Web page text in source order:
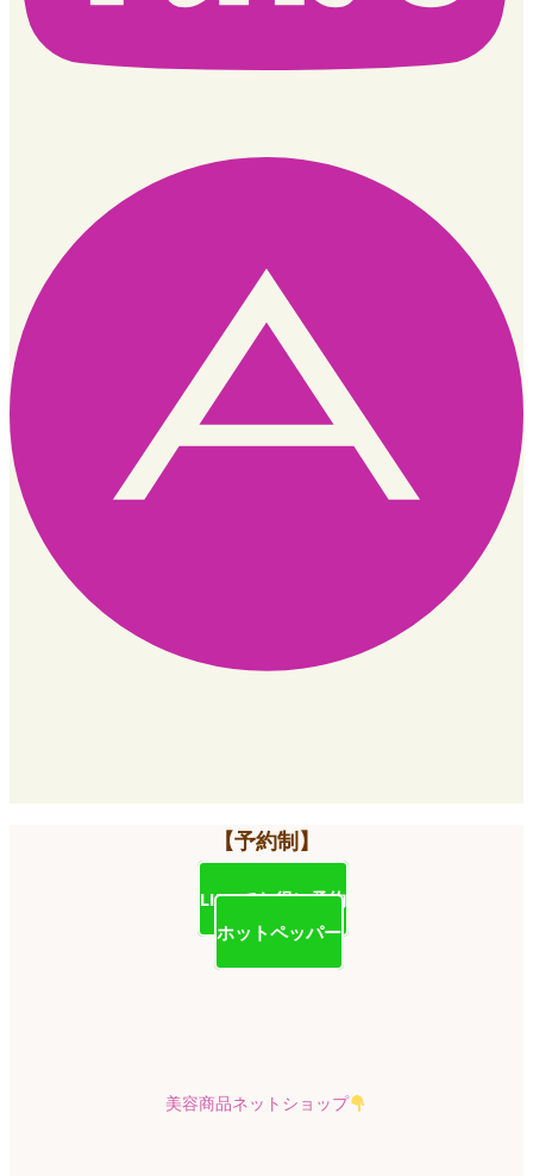
【予約制】
LINEでお得に予約
ホットペッパー
美容商品ネットショップ